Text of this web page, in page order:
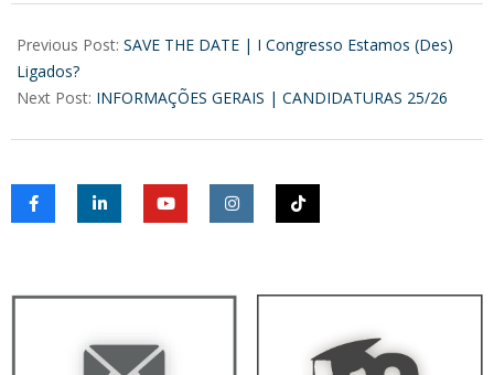
04-
07
Previous Post: SAVE THE DATE | I Congresso Estamos (Des)
Ligados?
Next Post: INFORMAÇÕES GERAIS | CANDIDATURAS 25/26